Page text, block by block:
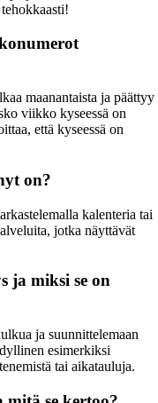
maanantaista ja päättyy
viikko kyseessä on
että kyseessä on
on?
kalenteria tai
jotka näyttävät
ja miksi se on
ja suunnittelemaan
esimerkiksi
tai aikatauluja.